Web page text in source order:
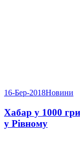
16-Бер-2018Новини
Хабар у 1000
у Рівному